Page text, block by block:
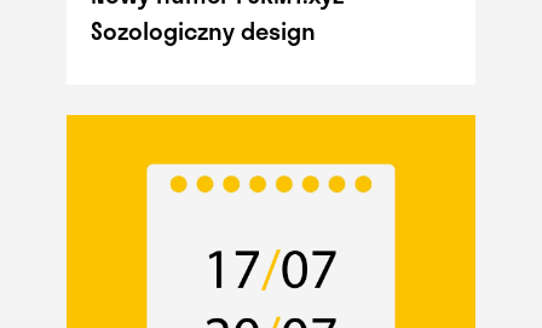
Sozologiczny design